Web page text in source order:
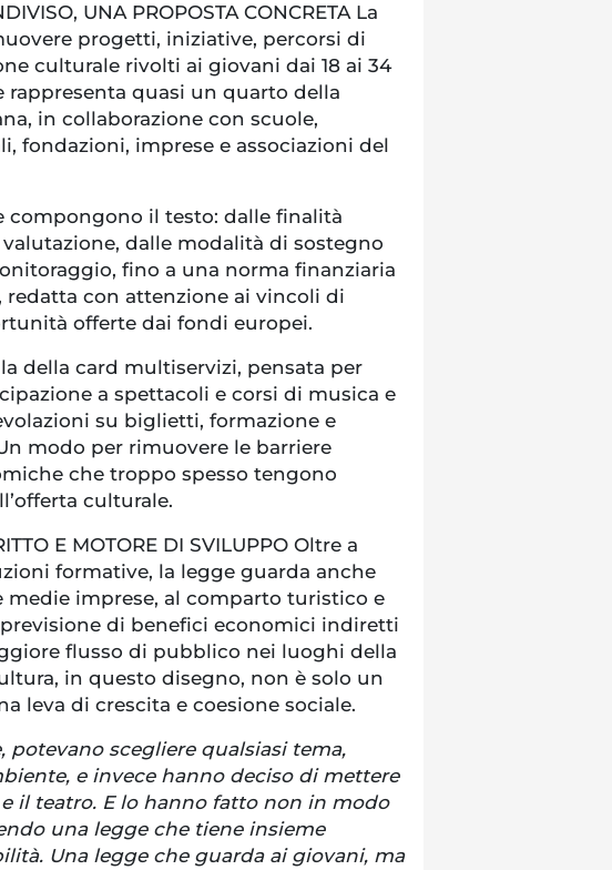
UNA PROPOSTA CONCRETA La
progetti, iniziative, percorsi di
culturale rivolti ai giovani dai 18 ai 34
rappresenta quasi un quarto della
in collaborazione con scuole,
fondazioni, imprese e associazioni del
compongono il testo: dalle finalità
dalle modalità di sostegno
fino a una norma finanziaria
redatta con attenzione ai vincoli di
offerte dai fondi europei.
della card multiservizi, pensata per
a spettacoli e corsi di musica e
su biglietti, formazione e
modo per rimuovere le barriere
che troppo spesso tengono
culturale.
E MOTORE DI SVILUPPO Oltre a
formative, la legge guarda anche
medie imprese, al comparto turistico e
di benefici economici indiretti
flusso di pubblico nei luoghi della
in questo disegno, non è solo un
leva di crescita e coesione sociale.
potevano scegliere qualsiasi tema,
e invece hanno deciso di mettere
il teatro. E lo hanno fatto non in modo
una legge che tiene insieme
Una legge che guarda ai giovani, ma